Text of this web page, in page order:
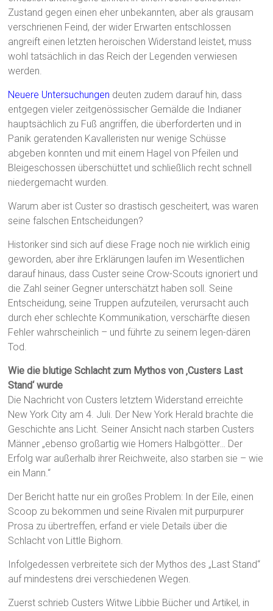
Zustand gegen einen eher unbekannten, aber als grausam
verschrienen Feind, der wider Erwarten entschlossen
angreift einen letzten heroischen Widerstand leistet, muss
wohl tatsächlich in das Reich der Legenden verwiesen
werden.
Neuere Untersuchungen deuten zudem darauf hin, dass
entgegen vieler zeitgenössischer Gemälde die Indianer
hauptsächlich zu Fuß angriffen, die überforderten und in
Panik geratenden Kavalleristen nur wenige Schüsse
abgeben konnten und mit einem Hagel von Pfeilen und
Bleigeschossen überschüttet und schließlich recht schnell
niedergemacht wurden.
Warum aber ist Custer so drastisch gescheitert, was waren
seine falschen Entscheidungen?
Historiker sind sich auf diese Frage noch nie wirklich einig
geworden, aber ihre Erklärungen laufen im Wesentlichen
darauf hinaus, dass Custer seine Crow-Scouts ignoriert und
die Zahl seiner Gegner unterschätzt haben soll. Seine
Entscheidung, seine Truppen aufzuteilen, verursacht auch
durch eher schlechte Kommunikation, verschärfte diesen
Fehler wahrscheinlich – und führte zu seinem legen-dären
Tod.
Wie die blutige Schlacht zum Mythos von ‚Custers Last
Stand‘ wurde
Die Nachricht von Custers letztem Widerstand erreichte
New York City am 4. Juli. Der New York Herald brachte die
Geschichte ans Licht. Seiner Ansicht nach starben Custers
Männer „ebenso großartig wie Homers Halbgötter… Der
Erfolg war außerhalb ihrer Reichweite, also starben sie – wie
ein Mann.“
Der Bericht hatte nur ein großes Problem: In der Eile, einen
Scoop zu bekommen und seine Rivalen mit purpurpurer
Prosa zu übertreffen, erfand er viele Details über die
Schlacht von Little Bighorn.
Infolgedessen verbreitete sich der Mythos des „Last Stand“
auf mindestens drei verschiedenen Wegen.
Zuerst schrieb Custers Witwe Libbie Bücher und Artikel, in